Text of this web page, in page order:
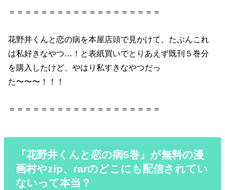
＝＝＝＝＝＝＝＝＝＝＝＝＝＝＝＝＝＝＝
花野井 くんと恋の病を本屋店頭で見かけて、たぶんこれ
は私好きなやつ…！ と表紙買いでとりあえず既刊 ５巻分
を購入したけど、やはり私すきなやつだっ
た〜〜〜！！！
＝＝＝＝＝＝＝＝＝＝＝＝＝＝＝＝＝＝＝
『花野井くんと恋の病5巻』が無料の漫
画村やzip、rarのどこにも配信されてい
ないって本当？